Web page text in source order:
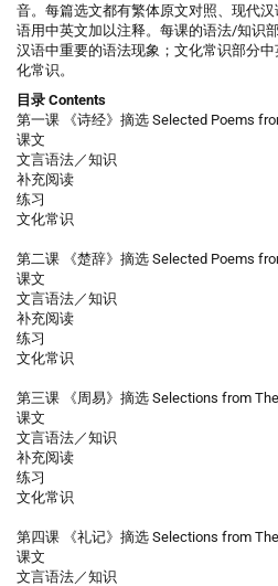
音。每篇选文都有繁体原文对照、现代
语用中英文加以注释。每课的语法/知识
汉语中重要的语法现象；文化常识部分
化常识。
目录 Contents
第一课 《诗经》摘选 Selected Poems
课文
文言语法／知识
补充阅读
练习
文化常识
第二课 《楚辞》摘选 Selected Poems
课文
文言语法／知识
补充阅读
练习
文化常识
第三课 《周易》摘选 Selections from
课文
文言语法／知识
补充阅读
练习
文化常识
第四课 《礼记》摘选 Selections from
课文
文言语法／知识